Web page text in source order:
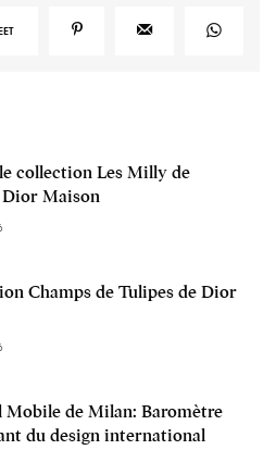
collection Les Milly de
Maison
Champs de Tulipes de Dior
Mobile de Milan: Baromètre
du design international